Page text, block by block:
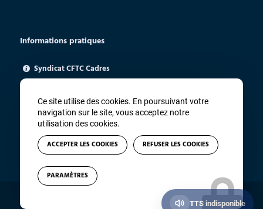
Informations pratiques
Syndicat CFTC Cadres
85 rue Charlot - 75003 Paris
ugica@cftc.fr
01 83 94 67 91
Winsiders
Ce site utilise des cookies. En poursuivant votre
navigation sur le site, vous acceptez notre
utilisation des cookies.
ACCEPTER LES COOKIES REFUSER LES COOKIES
PARAMÈTRES
TTS indisponible